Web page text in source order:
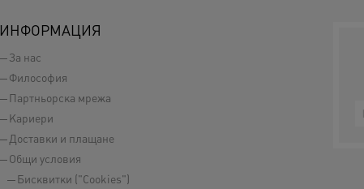
ИНФОРМАЦИЯ
За нас
Философия
Партньорска мрежа
Кариери
Доставки и плащане
Общи условия
Бисквитки ("Cookies")